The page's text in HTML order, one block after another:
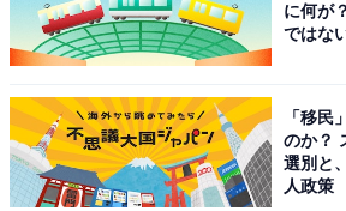
母親への怒りと悲しみを発露さ
技が圧巻
に何が
ではな
「移民
のか？
選別と
人政策